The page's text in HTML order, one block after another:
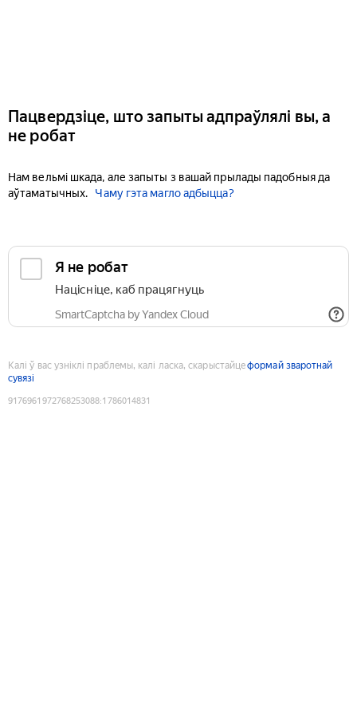
Пацвердзіце, што запыты адпраўлялі вы, а
не робат
Нам вельмі шкада, але запыты з вашай прылады падобныя да
аўтаматычных.
Чаму гэта магло адбыцца?
Я не робат
Націсніце, каб працягнуць
SmartCaptcha by Yandex Cloud
Калі ў вас узніклі праблемы, калі ласка, скарыстайцеформай зваротнай
сувязі
9176961972768253088:1786014831